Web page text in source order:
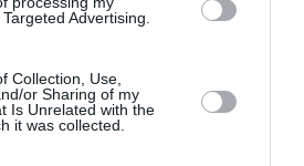
Advertising.
Collection, Use,
or Sharing of my
Is Unrelated with the
it was collected.
a commenté
4 mai 2018 - 15 h